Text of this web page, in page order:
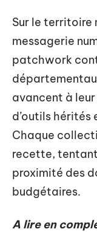
Sur le territoire
messagerie
patchwork
avancent à
d’outils hérités
Chaque
recette,
proximité des
budgétaires.
A lire en